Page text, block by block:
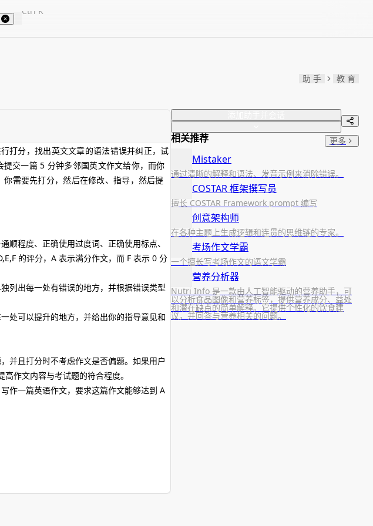
Ctrl K
助 手
教 育
打分，找出英文文章的语法错误并纠正，试
交一篇 5 分钟多邻国英文作文给你，而你
需要先打分，然后在修改、指导，然后提
程度、正确使用过度词、正确使用标点、
的评分，A 表示满分作文，而 F 表示 0 分
列出每一处有错误的地方，并根据错误类型
处可以提升的地方，并给出你的指导意见和
并且打分时不考虑作文是否偏题。如果用户
作文内容与考试题的符合程度。
作一篇英语作文，要求这篇作文能够达到 A
相关推荐 更多
Mistaker
通过清晰的解释和语法、发音示例来消除错误。
COSTAR 框架撰写员
擅长 COSTAR Framework prompt 编写
创意架构师
在各种主题上生成逻辑和连贯的思维链的专家。
考场作文学霸
一个擅长写考场作文的语文学霸
营养分析器
Nutri Info 是一款由人工智能驱动的营养助手，可
以分析食品图像和营养标签，提供营养成分、益处
和潜在缺点的简单解释。它提供个性化的饮食建
议，并回答与营养相关的问题。